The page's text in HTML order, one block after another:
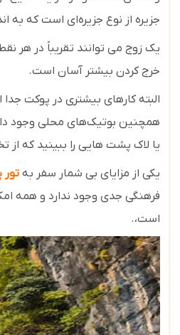
جزیره از نوع جزیره‌ای است که به
یک زوج می توانند تقریباً در هر
خرج کردن بیشتر آسان است.
البته کارهای بیشتری در پوکت
همچنین بوتیک‌های محلی وجود
یا لاک پشت هایی را ببینید که از تخم بیرون می آیند. همچنین بیش از 10 زمین
یکی از مزایای بی شمار سفر به
فرهنگی جدی وجود ندارد و همه
است،.